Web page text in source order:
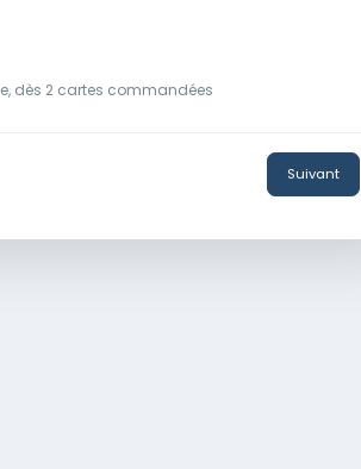
dès 2 cartes commandées
Suivant